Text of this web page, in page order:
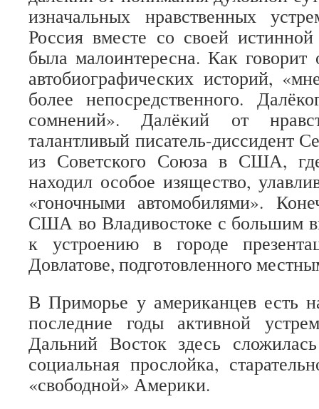
изначальных нравственных
Россия вместе со своей
была малоинтересна. Как
автобиографических историй,
более непосредственного.
сомнений». Далёкий от
талантливый писатель-диссидент
из Советского Союза в США,
находил особое изящество,
«гоночными автомобилями».
США во Владивостоке с большим
к устроению в городе
Довлатове, подготовленного
В Приморье у американцев есть
последние годы активной
Дальний Восток здесь
социальная прослойка,
«свободной» Америки.